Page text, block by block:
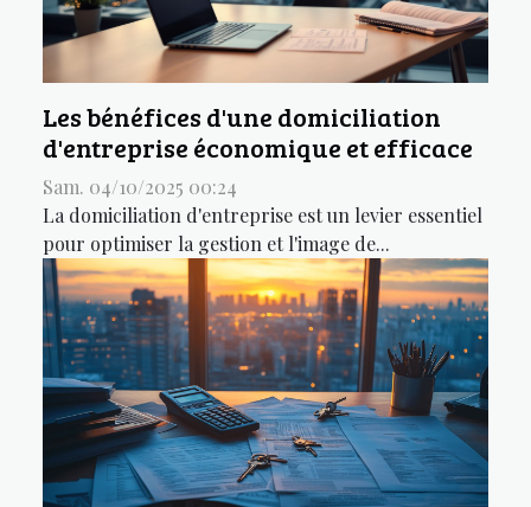
Les bénéfices d'une domiciliation
d'entreprise économique et efficace
Sam. 04/10/2025 00:24
La domiciliation d'entreprise est un levier essentiel
pour optimiser la gestion et l'image de...